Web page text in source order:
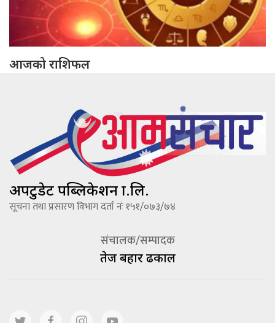
आजको राशिफल
अपटुडेट पब्लिकेशन प्रा.लि.
सूचना तथा प्रसारण विभाग दर्ता नंः १५१/०७३/७४
संचालक/सम्पादक
तेज बहादूर ढकाल